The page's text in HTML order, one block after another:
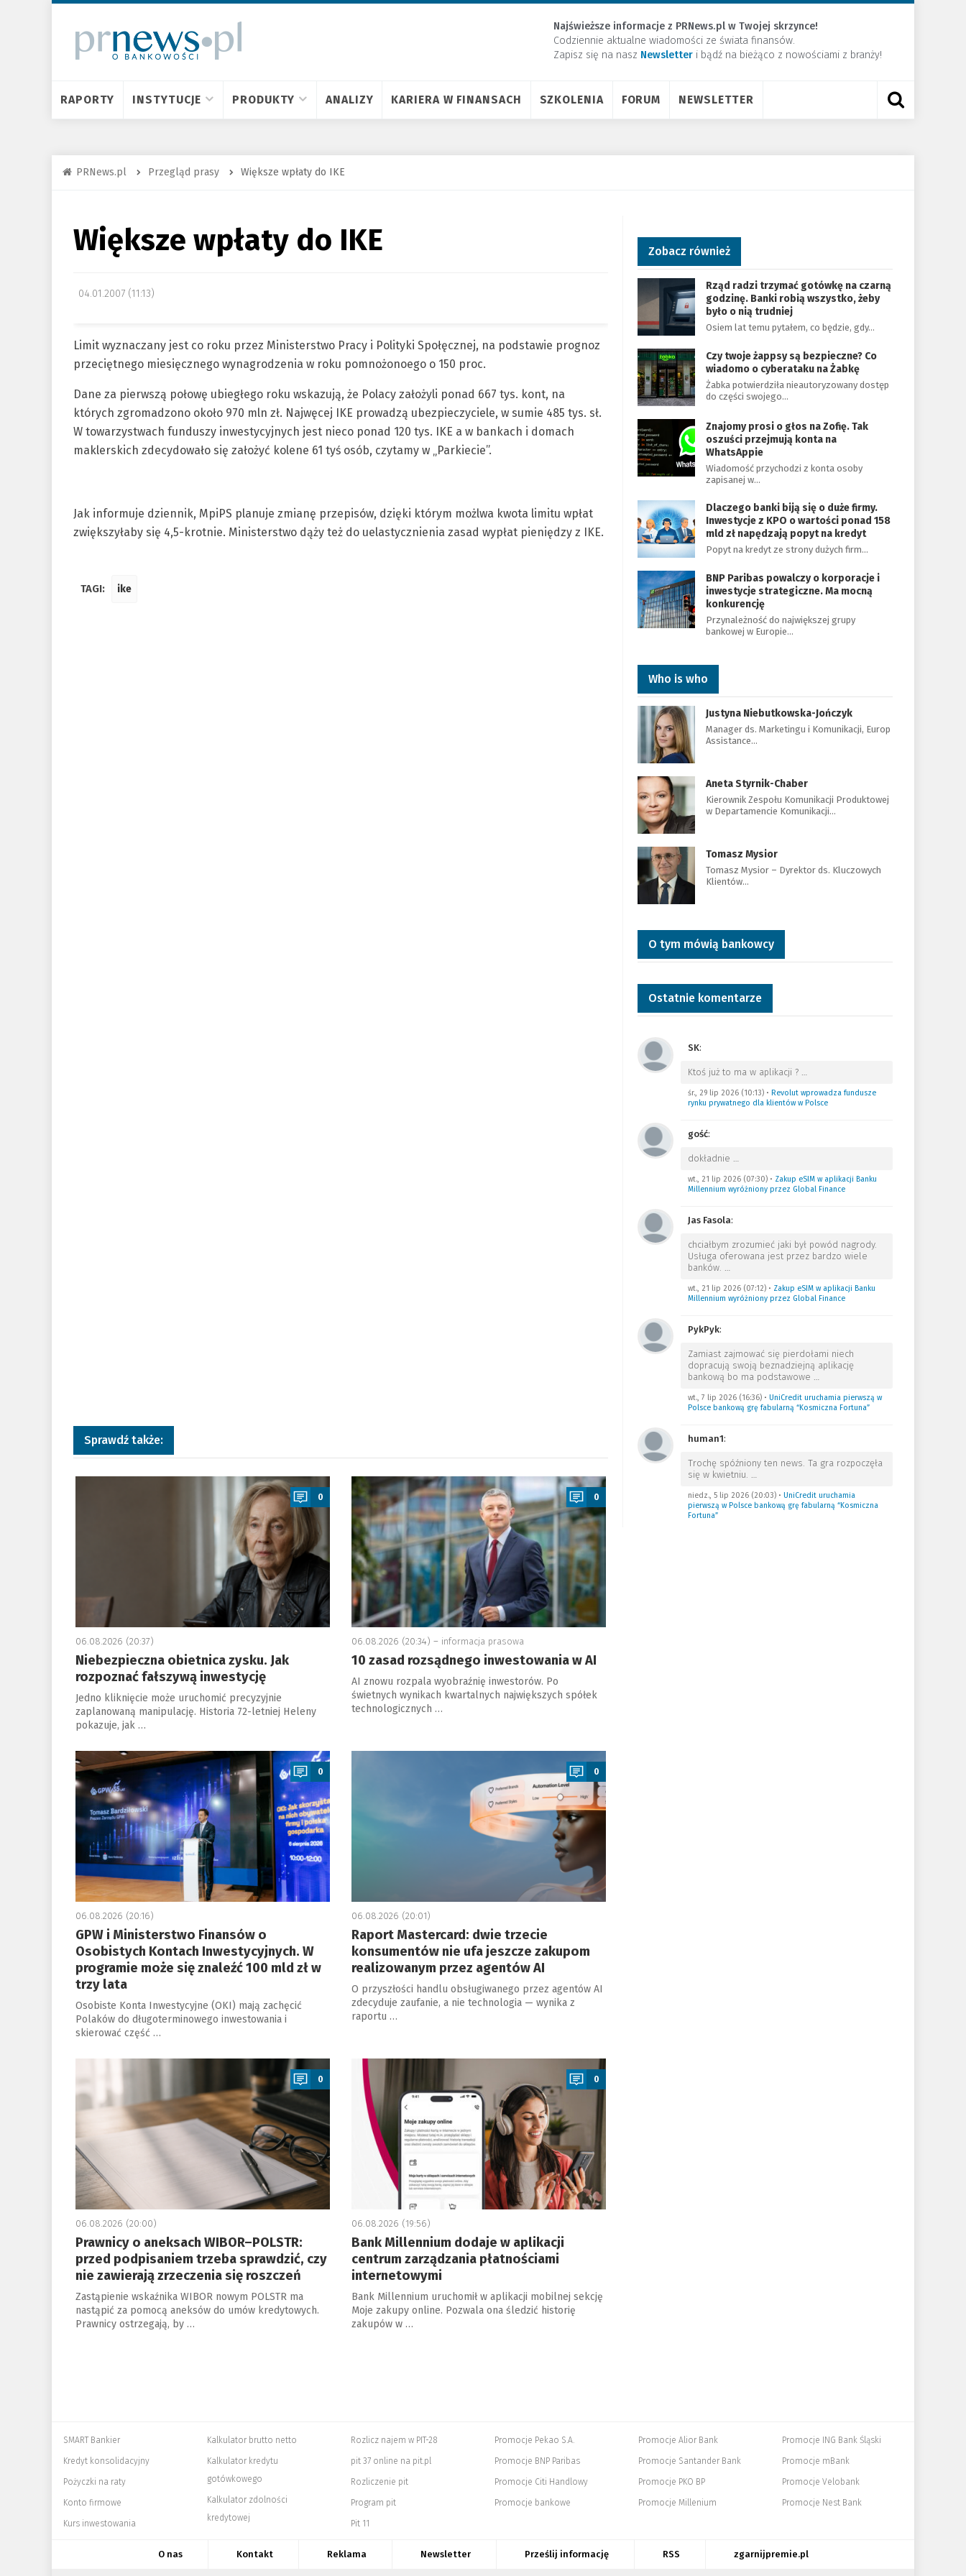
Najświeższe informacje z PRNews.pl w Twojej skrzynce!
Codziennie aktualne wiadomości ze świata finansów.
Zapisz się na nasz Newsletter ​i bądź na bieżąco z nowościami z branży!
RAPORTY INSTYTUCJE PRODUKTY ANALIZY KARIERA W FINANSACH SZKOLENIA FORUM NEWSLETTER
PRNews.pl Przegląd prasy Większe wpłaty do IKE
Większe wpłaty do IKE
04.01.2007 (11:13)
Limit wyznaczany jest co roku przez Ministerstwo Pracy i Polityki Społęcznej, na podstawie prognoz
przeciętnego miesięcznego wynagrodzenia w roku pomnożonoego o 150 proc.
Dane za pierwszą połowę ubiegłego roku wskazują, że Polacy założyli ponad 667 tys. kont, na
których zgromadzono około 970 mln zł. Najwęcej IKE prowadzą ubezpieczyciele, w sumie 485 tys. sł.
W towarzystwach funduszy inwestycyjnych jest nieco ponad 120 tys. IKE a w bankach i domach
maklerskich zdecydowało się założyć kolene 61 tyś osób, czytamy w „Parkiecie”.
Jak informuje dziennik, MpiPS planuje zmianę przepisów, dzięki którym możlwa kwota limitu wpłat
zwiększyłaby się 4,5-krotnie. Ministerstwo dąży też do uelastycznienia zasad wypłat pieniędzy z IKE.
TAGI: ike
Sprawdź także:
a
0
06.08.2026 (20:37)
Niebezpieczna obietnica zysku. Jak
rozpoznać fałszywą inwestycję
Jedno kliknięcie może uruchomić precyzyjnie
zaplanowaną manipulację. Historia 72-letniej Heleny
pokazuje, jak …
a
0
06.08.2026 (20:34) – informacja prasowa
10 zasad rozsądnego inwestowania w AI
AI znowu rozpala wyobraźnię inwestorów. Po
świetnych wynikach kwartalnych największych spółek
technologicznych …
a
0
06.08.2026 (20:16)
GPW i Ministerstwo Finansów o
Osobistych Kontach Inwestycyjnych. W
programie może się znaleźć 100 mld zł w
trzy lata
Osobiste Konta Inwestycyjne (OKI) mają zachęcić
Polaków do długoterminowego inwestowania i
skierować część …
a
0
06.08.2026 (20:01)
Raport Mastercard: dwie trzecie
konsumentów nie ufa jeszcze zakupom
realizowanym przez agentów AI
O przyszłości handlu obsługiwanego przez agentów AI
zdecyduje zaufanie, a nie technologia — wynika z
raportu …
a
0
06.08.2026 (20:00)
Prawnicy o aneksach WIBOR–POLSTR:
przed podpisaniem trzeba sprawdzić, czy
nie zawierają zrzeczenia się roszczeń
Zastąpienie wskaźnika WIBOR nowym POLSTR ma
nastąpić za pomocą aneksów do umów kredytowych.
Prawnicy ostrzegają, by …
0
06.08.2026 (19:56)
Bank Millennium dodaje w aplikacji
centrum zarządzania płatnościami
internetowymi
Bank Millennium uruchomił w aplikacji mobilnej sekcję
Moje zakupy online. Pozwala ona śledzić historię
zakupów w …
Zobacz również
Rząd radzi trzymać gotówkę na czarną
godzinę. Banki robią wszystko, żeby
było o nią trudniej
Osiem lat temu pytałem, co będzie, gdy…
Czy twoje żappsy są bezpieczne? Co
wiadomo o cyberataku na Żabkę
Żabka potwierdziła nieautoryzowany dostęp
do części swojego…
Znajomy prosi o głos na Zofię. Tak
oszuści przejmują konta na
WhatsAppie
Wiadomość przychodzi z konta osoby
zapisanej w…
Dlaczego banki biją się o duże firmy.
Inwestycje z KPO o wartości ponad 158
mld zł napędzają popyt na kredyt
Popyt na kredyt ze strony dużych firm…
BNP Paribas powalczy o korporacje i
inwestycje strategiczne. Ma mocną
konkurencję
Przynależność do największej grupy
bankowej w Europie…
Who is who
Justyna Niebutkowska-Jończyk
Manager ds. Marketingu i Komunikacji, Europ
Assistance…
Aneta Styrnik-Chaber
Kierownik Zespołu Komunikacji Produktowej
w Departamencie Komunikacji…
Tomasz Mysior
Tomasz Mysior – Dyrektor ds. Kluczowych
Klientów…
O tym mówią bankowcy
Ostatnie komentarze
SK:
Ktoś już to ma w aplikacji ? …
śr., 29 lip 2026 (10:13)• Revolut wprowadza fundusze
rynku prywatnego dla klientów w Polsce
gość:
dokładnie …
wt., 21 lip 2026 (07:30)• Zakup eSIM w aplikacji Banku
Millennium wyróżniony przez Global Finance
Jas Fasola:
chciałbym zrozumieć jaki był powód nagrody.
Usługa oferowana jest przez bardzo wiele
banków. …
wt., 21 lip 2026 (07:12)• Zakup eSIM w aplikacji Banku
Millennium wyróżniony przez Global Finance
PykPyk:
Zamiast zajmować się pierdołami niech
dopracują swoją beznadziejną aplikację
bankową bo ma podstawowe …
wt., 7 lip 2026 (16:36)• UniCredit uruchamia pierwszą w
Polsce bankową grę fabularną “Kosmiczna Fortuna”
human1:
Trochę spóźniony ten news. Ta gra rozpoczęła
się w kwietniu. …
niedz., 5 lip 2026 (20:03)• UniCredit uruchamia
pierwszą w Polsce bankową grę fabularną “Kosmiczna
Fortuna”
SMART Bankier
Kredyt konsolidacyjny
Pożyczki na raty
Konto firmowe
Kurs inwestowania
Kalkulator brutto netto
Kalkulator kredytu
gotówkowego
Kalkulator zdolności
kredytowej
Rozlicz najem w PIT-28
pit 37 online na pit.pl
Rozliczenie pit
Program pit
Pit 11
Promocje Pekao S.A.
Promocje BNP Paribas
Promocje Citi Handlowy
Promocje bankowe
Promocje Alior Bank
Promocje Santander Bank
Promocje PKO BP
Promocje Millenium
Promocje ING Bank Śląski
Promocje mBank
Promocje Velobank
Promocje Nest Bank
O nas Kontakt Reklama Newsletter Prześlij informację RSS zgarnijpremie.pl